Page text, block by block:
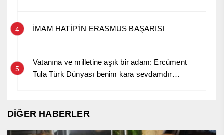
4 İMAM HATİP’İN ERASMUS BAŞARISI
5
Vatanına ve milletine aşık bir adam: Ercüment
Tula Türk Dünyası benim kara sevdamdır…
DİĞER HABERLER